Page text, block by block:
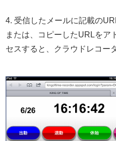
4. 受信したメールに記載の
または、コピーしたURLをア
セスすると、クラウドレコー